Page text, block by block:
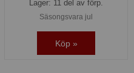
Lager: 11 del av förp.
Säsongsvara jul
Köp »